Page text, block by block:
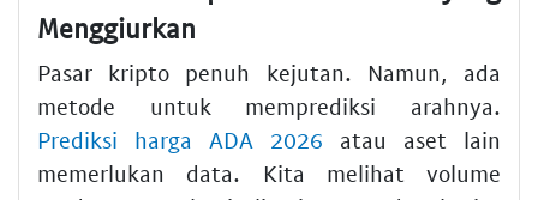
Menggiurkan
Pasar kripto penuh kejutan. Namun, ada
metode untuk memprediksi arahnya.
Prediksi harga ADA 2026 atau aset lain
memerlukan data. Kita melihat volume